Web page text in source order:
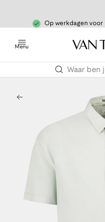
Op werkdagen voor
Menu